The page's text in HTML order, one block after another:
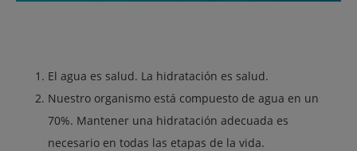
El agua es salud. La hidratación es salud.
Nuestro organismo está compuesto de agua en un
70%. Mantener una hidratación adecuada es
necesario en todas las etapas de la vida.